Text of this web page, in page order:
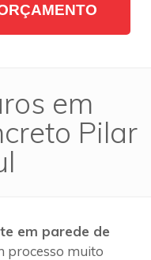
em
Pilar
em parede de
processo muito